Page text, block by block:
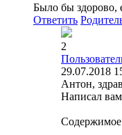
Было бы здорово,
Ответить
2
29.07.2018
Антон,
Написал
Содержимое